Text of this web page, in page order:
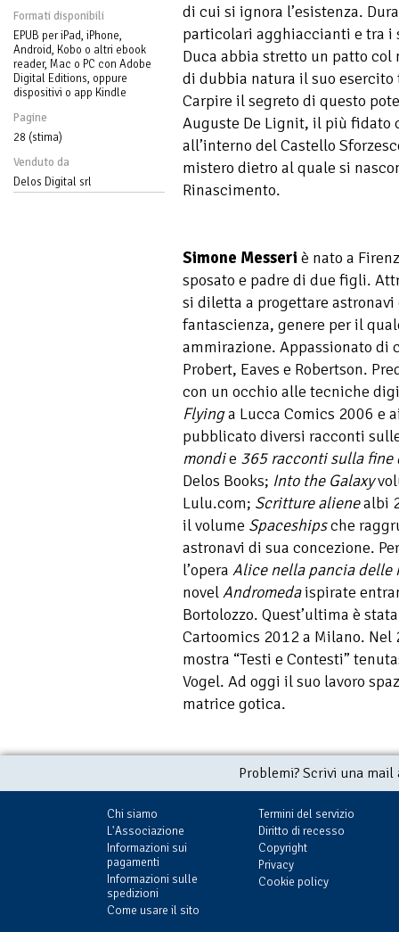
Formati disponibili
EPUB per iPad, iPhone,
Android, Kobo o altri ebook
reader, Mac o PC con Adobe
Digital Editions, oppure
dispositivi o app Kindle
Pagine
28 (stima)
Venduto da
Delos Digital srl
di cui si ignora l’esistenza.
particolari agghiaccianti e tra i
Duca abbia stretto un patto
di dubbia natura il suo
Carpire il segreto di questo
Auguste De Lignit, il più fidato
all’interno del Castello
mistero dietro al quale si
Rinascimento.
Simone Messeri è nato a
sposato e padre di due figli.
si diletta a progettare
fantascienza, genere per il
ammirazione. Appassionato di
Probert, Eaves e Robertson.
con un occhio alle tecniche
Flyinga Lucca Comics 2006 e
pubblicato diversi racconti
mondie 365 racconti sulla fine
Delos Books; Into the Galaxy
Lulu.com; Scritture alienealbi
il volume Spaceshipsche
astronavi di sua concezione.
l’opera Alice nella pancia delle
novelAndromedaispirate
Bortolozzo. Quest’ultima è
Cartoomics 2012 a Milano.
mostra “Testi e Contesti”
Vogel. Ad oggi il suo lavoro
matrice gotica.
Problemi? Scrivi una
Chi siamo
L'Associazione
Informazioni sui
pagamenti
Informazioni sulle
spedizioni
Come usare il sito
Termini del servizio
Diritto di recesso
Copyright
Privacy
Cookie policy